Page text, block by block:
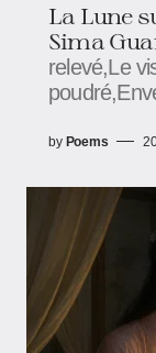
La Lune
Sima
relevé,Le
by Poems